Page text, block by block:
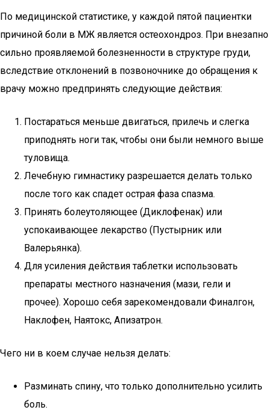
По медицинской статистике, у каждой пятой пациентки
причиной боли в МЖ является остеохондроз. При внезапно
сильно проявляемой болезненности в структуре груди,
вследствие отклонений в позвоночнике до обращения к
врачу можно предпринять следующие действия:
Постараться меньше двигаться, прилечь и слегка
приподнять ноги так, чтобы они были немного выше
туловища.
Лечебную гимнастику разрешается делать только
после того как спадет острая фаза спазма.
Принять болеутоляющее (Диклофенак) или
успокаивающее лекарство (Пустырник или
Валерьянка).
Для усиления действия таблетки использовать
препараты местного назначения (мази, гели и
прочее). Хорошо себя зарекомендовали Финалгон,
Наклофен, Наятокс, Апизатрон.
Чего ни в коем случае нельзя делать:
Разминать спину, что только дополнительно усилить
боль.